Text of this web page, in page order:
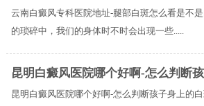
云南白癜风专科医院地址-腿部白斑怎么看是不
的琐碎中，我们的身体时不时会出现一些.....
昆明白癜风医院哪个好啊-怎么判断
昆明白癜风医院哪个好啊-怎么判断孩子身上的